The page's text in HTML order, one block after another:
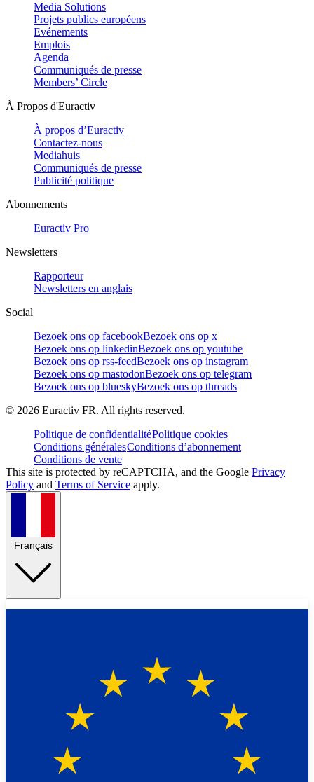
Media Solutions
Projets publics européens
Evénements
Emplois
Agenda
Communiqués de presse
Members’ Circle
À Propos d'Euractiv
À propos d’Euractiv
Contactez-nous
Mediahuis
Communiqués de presse
Publicité politique
Abonnements
Euractiv Pro
Newsletters
Rapporteur
Newsletters en anglais
Social
Bezoek ons op facebookBezoek ons op x
Bezoek ons op linkedinBezoek ons op youtube
Bezoek ons op rss-feedBezoek ons op instagram
Bezoek ons op mastodonBezoek ons op telegram
Bezoek ons op blueskyBezoek ons op threads
© 2026 Euractiv FR. All rights reserved.
Politique de confidentialitéPolitique cookies
Conditions généralesConditions d’abonnement
Conditions de vente
This site is protected by reCAPTCHA, and the Google Privacy
Policy and Terms of Service apply.
Français